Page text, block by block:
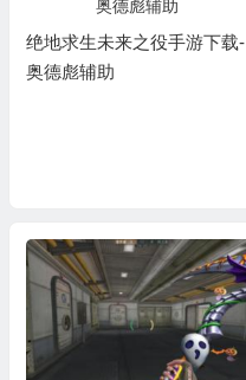
绝地求生未来之役手游下载-
奥德彪辅助